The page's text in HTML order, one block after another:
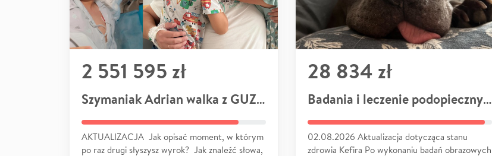
2 551 595 zł
Szymaniak Adrian walka z GUZEM
AKTUALIZACJA Jak opisać moment, w którym
po raz drugi słyszysz wyrok? Jak znaleźć słowa,
28 834 zł
Badania i leczenie podopiecznych
02.08.2026 Aktualizacja dotycząca stanu
zdrowia Kefira Po wykonaniu badań obrazowych